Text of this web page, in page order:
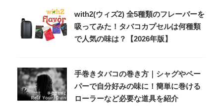
with2(ウィズ2) 全5種類のフレーバーを
吸ってみた！タバコカプセルは何種類
で人気の味は？【2026年版】
手巻きタバコの巻き方｜シャグやペー
パーで自分好みの味に！簡単に巻ける
ローラーなど必要な道具を紹介